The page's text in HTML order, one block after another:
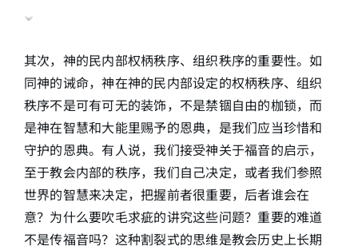
其次，神的民内部权柄秩序、组织秩序的重要性。如
同神的诫命，神在神的民内部设定的权柄秩序、组织
秩序不是可有可无的装饰，不是禁锢自由的枷锁，而
是神在智慧和大能里赐予的恩典，是我们应当珍惜和
守护的恩典。有人说，我们接受神关于福音的启示，
至于教会内部的秩序，我们自己决定，或者我们参照
世界的智慧来决定，把握前者很重要，后者谁会在
意？为什么要吹毛求疵的讲究这些问题？重要的难道
不是传福音吗？这种割裂式的思维是教会历史上长期